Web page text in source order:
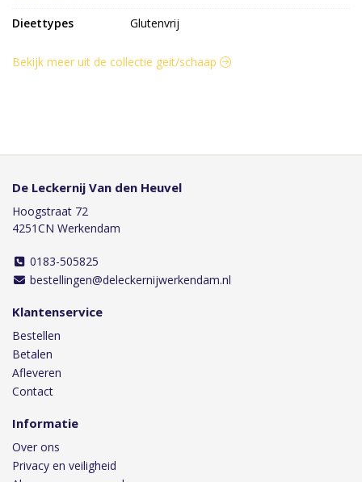
Dieettypes Glutenvrij
Bekijk meer uit de collectie geit/schaap
De Leckernij Van den Heuvel
Hoogstraat 72
4251CN Werkendam
0183-505825
bestellingen@deleckernijwerkendam.nl
Klantenservice
Bestellen
Betalen
Afleveren
Contact
Informatie
Over ons
Privacy en veiligheid